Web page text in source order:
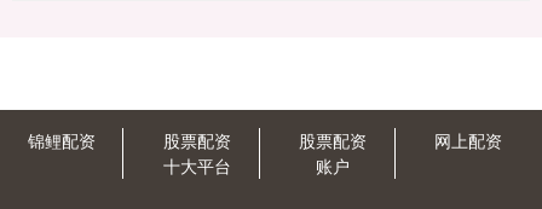
锦鲤配资
股票配资
十大平台
股票配资
账户
网上配资